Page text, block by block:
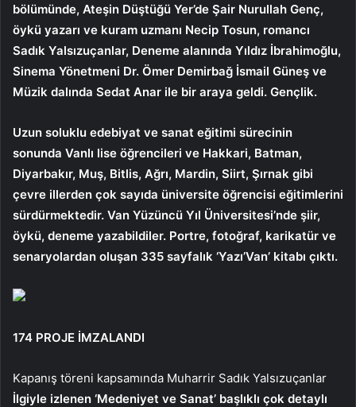
bölümünde, Ateşin Düştüğü Yer’de Şair Nurullah Genç,
öykü yazarı ve kuram uzmanı Necip Tosun, romancı
Sadık Yalsızuçanlar, Deneme alanında Yıldız İbrahimoğlu,
Sinema Yönetmeni Dr. Ömer Demirbağ İsmail Güneş ve
Müzik dalında Sedat Anar ile bir araya geldi. Gençlik.
Uzun soluklu edebiyat ve sanat eğitimi sürecinin
sonunda Vanlı lise öğrencileri ve Hakkari, Batman,
Diyarbakır, Muş, Bitlis, Ağrı, Mardin, Siirt, Şırnak gibi
çevre illerden çok sayıda üniversite öğrencisi eğitimlerini
sürdürmektedir. Van Yüzüncü Yıl Üniversitesi’nde şiir,
öykü, deneme yazabildiler. Portre, fotoğraf, karikatür ve
senaryolardan oluşan 335 sayfalık ‘Yazı’Van’ kitabı çıktı.
174 PROJE İMZALANDI
Kapanış töreni kapsamında Muharrir Sadık Yalsızuçanlar
İlgiyle izlenen ‘Medeniyet ve Sanat’ başlıklı çok detaylı